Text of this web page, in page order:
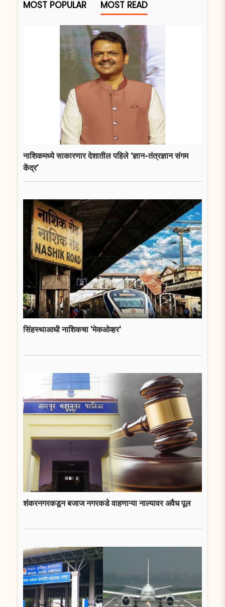
MOST POPULAR MOST READ
नाशिकमध्ये साकारणार देशातील पहिले ‘ज्ञान-तंत्रज्ञान संगम
केंद्र’
सिंहस्थाआधी नाशिकचा 'मेकओव्हर'
शंकरनगरकडून बजाज नगरकडे वाहणाऱ्या नाल्यावर अवैध पूल